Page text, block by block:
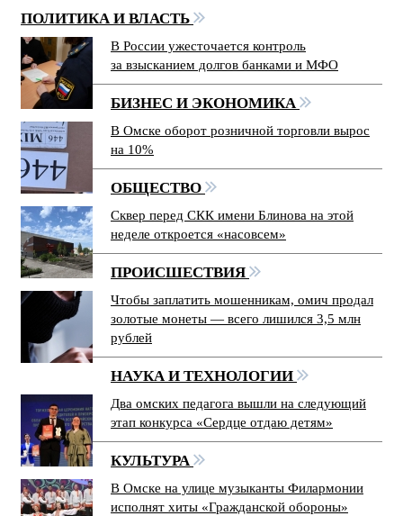
ПОЛИТИКА И ВЛАСТЬ
В России ужесточается контроль
за взысканием долгов банками и МФО
БИЗНЕС И ЭКОНОМИКА
В Омске оборот розничной торговли вырос
на 10%
ОБЩЕСТВО
Сквер перед СКК имени Блинова на этой
неделе откроется «насовсем»
ПРОИСШЕСТВИЯ
Чтобы заплатить мошенникам, омич продал
золотые монеты — всего лишился 3,5 млн
рублей
НАУКА И ТЕХНОЛОГИИ
Два омских педагога вышли на следующий
этап конкурса «Сердце отдаю детям»
КУЛЬТУРА
В Омске на улице музыканты Филармонии
исполнят хиты «Гражданской обороны»